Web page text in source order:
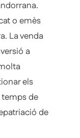
o emès
La venda
a
els
temps de
de